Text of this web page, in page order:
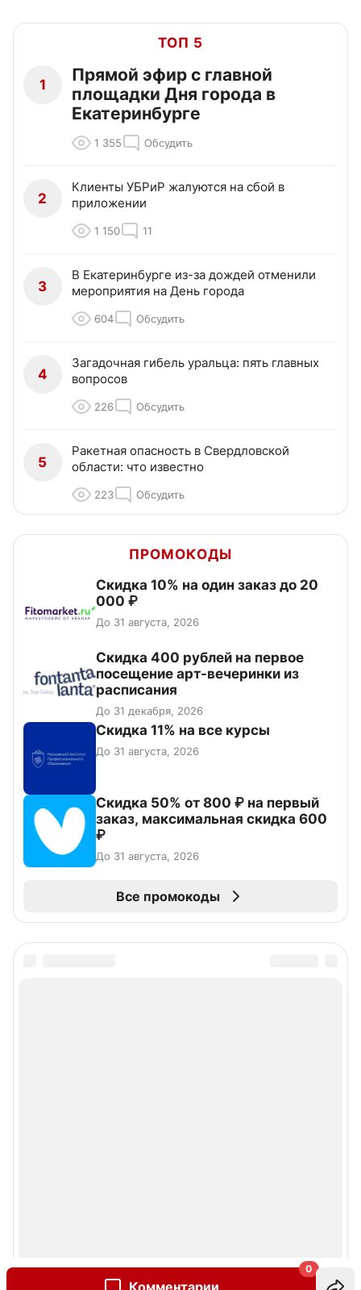
Комментарии
0
ТОП 5
1
Прямой эфир с главной
площадки Дня города в
Екатеринбурге
1 355 Обсудить
2
Клиенты УБРиР жалуются на сбой в
приложении
1 150 11
3
В Екатеринбурге из-за дождей отменили
мероприятия на День города
604 Обсудить
4
Загадочная гибель уральца: пять главных
вопросов
226 Обсудить
5
Ракетная опасность в Свердловской
области: что известно
223 Обсудить
ПРОМОКОДЫ
Скидка 10% на один заказ до 20
000 ₽
До 31 августа, 2026
Cкидка 400 рублей на первое
посещение арт-вечеринки из
расписания
До 31 декабря, 2026
Скидка 11% на все курсы
До 31 августа, 2026
Скидка 50% от 800 ₽ на первый
заказ, максимальная скидка 600
₽
До 31 августа, 2026
Все промокоды